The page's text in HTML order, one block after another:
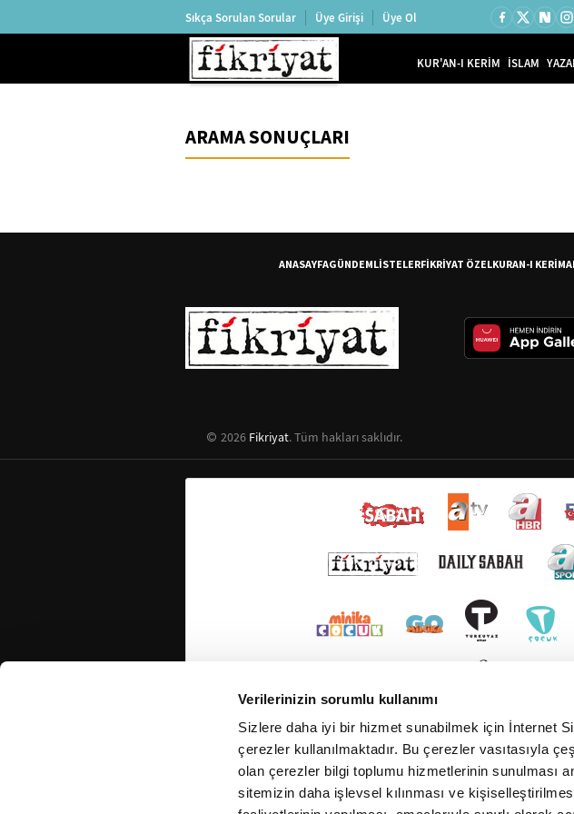
Verilerinizin sorumlu kullanımı
Sizlere daha iyi bir hizmet sunabilmek için İnternet
çerezler kullanılmaktadır. Bu çerezler vasıtasıyla
olan çerezler bilgi toplumu hizmetlerinin sunulması
sitemizin daha işlevsel kılınması ve
Sıkça Sorulan Sorular Üye Girişi Üye Ol
KUR'AN-I KERİM İSLAM
ARAMA SONUÇLARI
ANASAYFAGÜNDEMLİSTELERFİKRİYAT ÖZELKURAN-I KERİM
2026 Fikriyat. Tüm hakları saklıdır.